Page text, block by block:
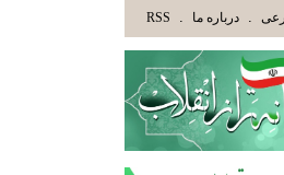
را میشنوند و سپس بهترین را انتخاب . درباره ما .
RSS